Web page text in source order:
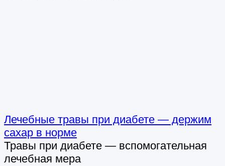
Лечебные травы при диабете — держим
сахар в норме
Травы при диабете — вспомогательная
лечебная мера